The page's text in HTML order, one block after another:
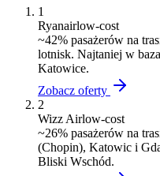
1
Ryanairlow-cost
~42% pasażerów na
lotnisk. Najtaniej w
Katowice.
Zobacz oferty
2
Wizz Airlow-cost
~26% pasażerów na
(Chopin), Katowic i
Bliski Wschód.